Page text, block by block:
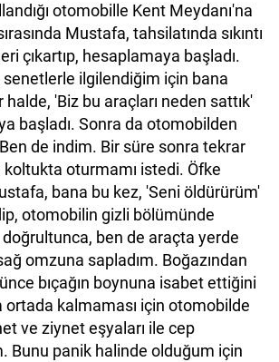
otomobille Kent Meydanı'na
Mustafa, tahsilatında sıkıntı
çıkartıp, hesaplamaya başladı.
ilgilendiğim için bana
'Biz bu araçları neden sattık'
başladı. Sonra da otomobilden
de indim. Bir süre sonra tekrar
oturmamı istedi. Öfke
bana bu kez, 'Seni öldürürüm'
otomobilin gizli bölümünde
doğrultunca, ben de araçta yerde
omzuna sapladım. Boğazından
bıçağın boynuna isabet ettiğini
kalmaması için otomobilde
ve ziynet eşyaları ile cep
Bunu panik halinde olduğum için